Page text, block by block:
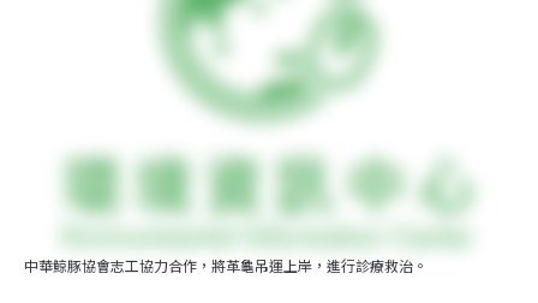
中華鯨豚協會志工協力合作，將革龜吊運上岸，進行診療救治。